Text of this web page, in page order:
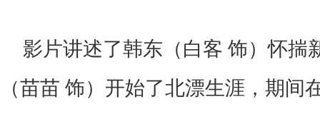
影片讲述了韩东（白客 饰）怀揣
（苗苗 饰）开始了北漂生涯，期间